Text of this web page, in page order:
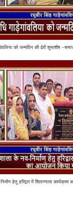
को जन्मदिन की ढेरों शुभाशीष -
हेतु हरिद्वार में शिलान्यास